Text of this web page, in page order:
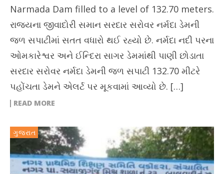
Narmada Dam filled to a level of 132.70 meters.
રાજ્યના જીવાદોરી સમાન સરદાર સરોવર નર્મદા ડેમની
જળ સપાટીમાં સતત વધારો થઈ રહ્યો છે. નર્મદા નદી પરના
ઓમકારેશ્વર અને ઈન્દિરા સાગર ડેમમાંથી પાણી છોડાતા
સરદાર સરોવર નર્મદા ડેમની જળ સપાટી 132.70 મીટરે
પહોંચતા ડેમને એલર્ટ પર મૂકવામાં આવ્યો છે. […]
READ MORE
ગુજરાત